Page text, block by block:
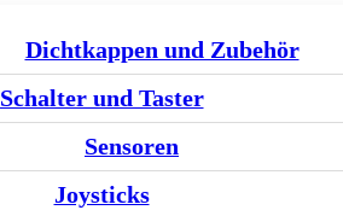
Dichtkappen und Zubehör
Schalter und Taster
Sensoren
Joysticks